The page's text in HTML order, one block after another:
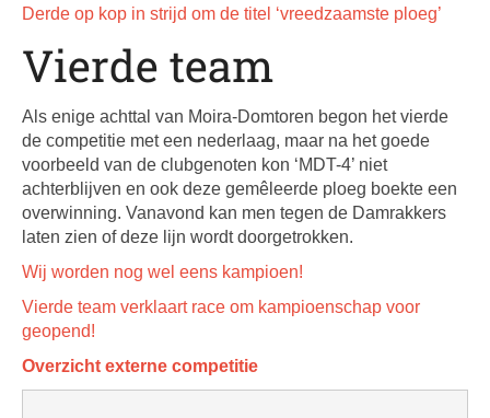
Derde op kop in strijd om de titel ‘vreedzaamste ploeg’
Vierde team
Als enige achttal van Moira-Domtoren begon het vierde
de competitie met een nederlaag, maar na het goede
voorbeeld van de clubgenoten kon ‘MDT-4’ niet
achterblijven en ook deze gemêleerde ploeg boekte een
overwinning. Vanavond kan men tegen de Damrakkers
laten zien of deze lijn wordt doorgetrokken.
Wij worden nog wel eens kampioen!
Vierde team verklaart race om kampioenschap voor
geopend!
Overzicht externe competitie